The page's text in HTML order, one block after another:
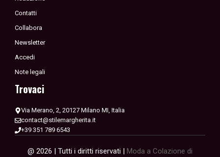
Contatti
Collabora
Newsletter
Accedi
Note legali
Trovaci
Via Merano, 2, 20127 Milano MI, Italia
contact@stilemargherita.it
+39 351 789 6543
@ 2026 | Tutti i diritti riservati | Moda a Colazione di